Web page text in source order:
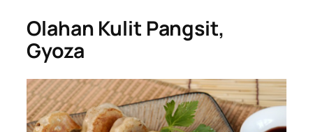
Olahan Kulit Pangsit,
Gyoza